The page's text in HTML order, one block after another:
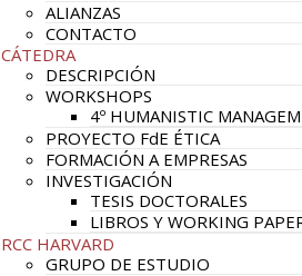
ALIANZAS
CONTACTO
CÁTEDRA
DESCRIPCIÓN
WORKSHOPS
4º HUMANISTIC
PROYECTO FdE ÉTICA
FORMACIÓN A EMPRESAS
INVESTIGACIÓN
TESIS DOCTORALES
LIBROS Y WORKING
RCC HARVARD
GRUPO DE ESTUDIO